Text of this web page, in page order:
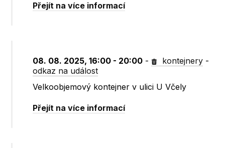
Přejít na více informací
08. 08. 2025, 16:00 - 20:00 - kontejnery -
odkaz na událost
Velkoobjemový kontejner v ulici U Včely
Přejít na více informací